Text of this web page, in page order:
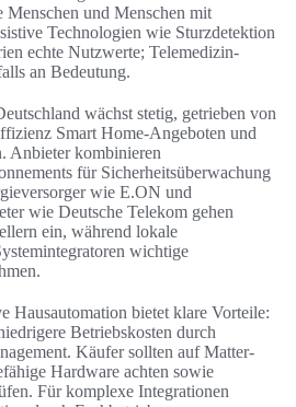
und Menschen mit
Technologien wie Sturzdetektion
echte Nutzwerte; Telemedizin-
an Bedeutung.
wächst stetig, getrieben von
Smart Home-Angeboten und
Anbieter kombinieren
für Sicherheitsüberwachung
wie E.ON und
wie Deutsche Telekom gehen
ein, während lokale
wichtige
Hausautomation bietet klare Vorteile:
Betriebskosten durch
Käufer sollten auf Matter-
Hardware achten sowie
Für komplexe Integrationen